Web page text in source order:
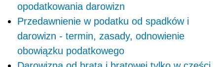
opodatkowania darowizn
Przedawnienie w podatku od spadków i
darowizn - termin, zasady, odnowienie
obowiązku podatkowego